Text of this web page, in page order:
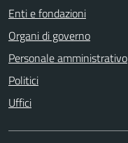
Enti e fondazioni
Organi di governo
Personale amministrativo
Politici
Uffici